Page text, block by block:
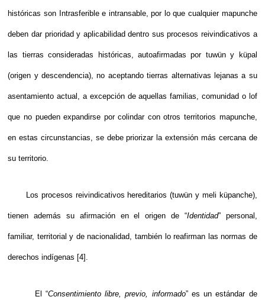
históricas son Intrasferible e intransable, por lo que cualquier mapunche
deben dar prioridad y aplicabilidad dentro sus procesos reivindicativos a
las tierras consideradas históricas, autoafirmadas por tuwün y küpal
(origen y descendencia), no aceptando tierras alternativas lejanas a su
asentamiento actual, a excepción de aquellas familias, comunidad o lof
que no pueden expandirse por colindar con otros territorios mapunche,
en estas circunstancias, se debe priorizar la extensión más cercana de
su territorio.
Los procesos reivindicativos hereditarios (tuwün y meli küpanche),
tienen además su afirmación en el origen de “Identidad” personal,
familiar, territorial y de nacionalidad, también lo reafirman las normas de
derechos indígenas [4] .
El “Consentimiento libre, previo, informado” es un estándar de